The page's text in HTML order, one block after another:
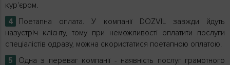
кур'єром.
Поетапна оплата. У компанії DOZVIL завжди йдуть
назустріч клієнту, тому при неможливості оплатити послуги
спеціалістів одразу, можна скористатися поетапною оплатою.
Одна з переваг компанії - наявність послуг грамотного